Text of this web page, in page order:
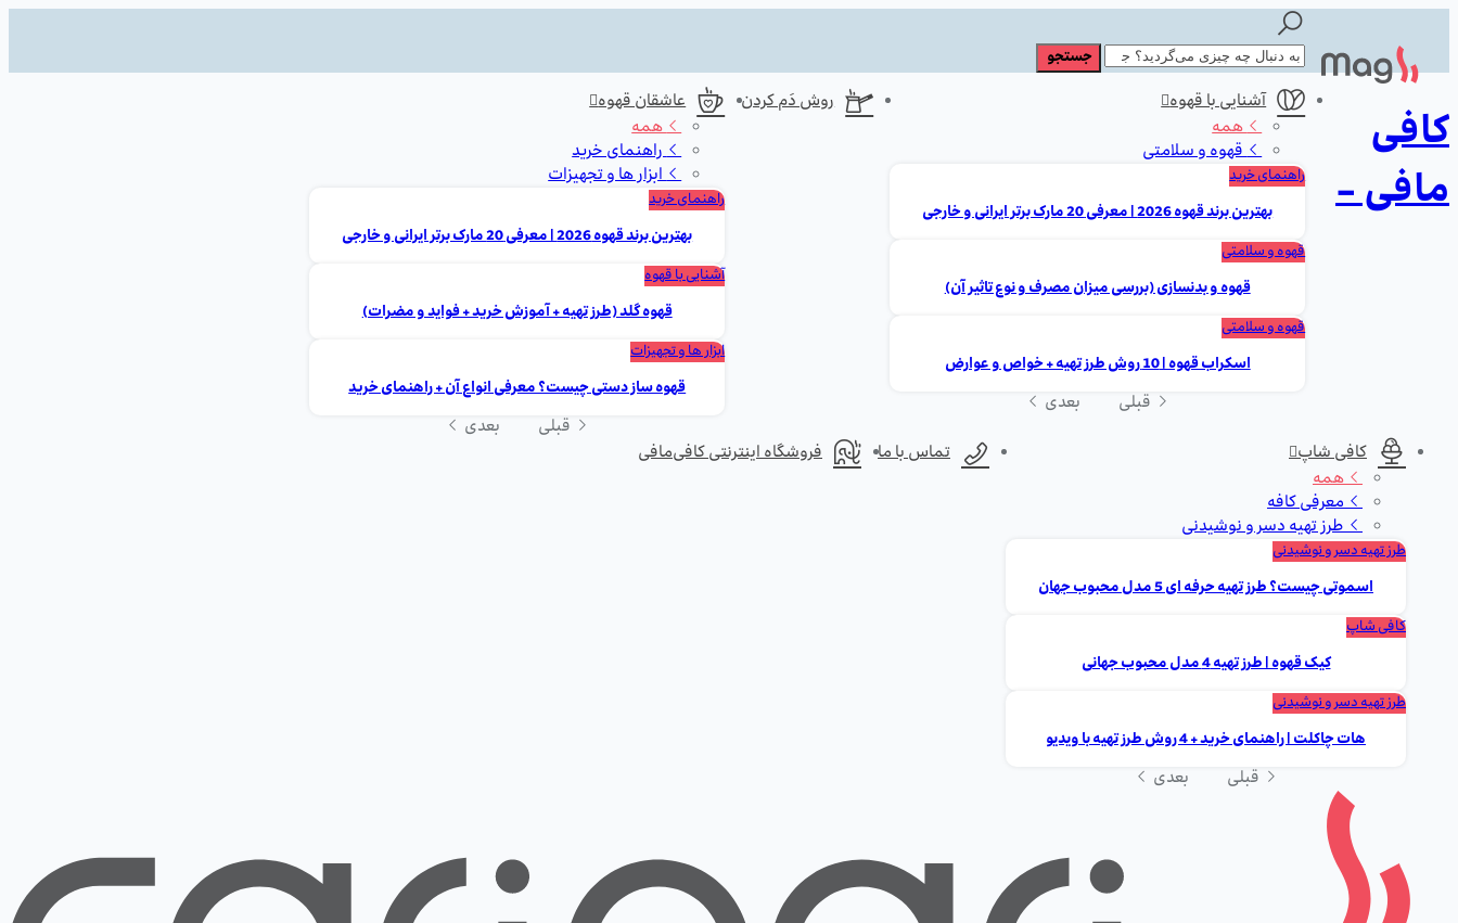
کافی
مافی -
آشنایی با قهوه
همه
قهوه و سلامتی
راهنمای خرید
بهترین برند قهوه 2026 | معرفی 20 مارک برتر ایرانی و خارجی
قهوه و سلامتی
قهوه و بدنسازی (بررسی میزان مصرف و نوع تاثیر آن)
قهوه و سلامتی
اسکراب قهوه | 10 روش طرز تهیه + خواص و عوارض
قبلی بعدی
روش دَم کردن
عاشقان قهوه
همه
راهنمای خرید
ابزار ها و تجهیزات
راهنمای خرید
بهترین برند قهوه 2026 | معرفی 20 مارک برتر ایرانی و خارجی
آشنایی با قهوه
قهوه گلد (طرز تهیه + آموزش خرید + فواید و مضرات)
ابزار ها و تجهیزات
قهوه ساز دستی چیست؟ معرفی انواع آن + راهنمای خرید
قبلی
بعدی
کافی شاپ
همه
معرفی کافه
طرز تهیه دسر و نوشیدنی
طرز تهیه دسر و نوشیدنی
اسموتی چیست؟ طرز تهیه حرفه ای 5 مدل محبوب جهان
کافی شاپ
کیک قهوه | طرز تهیه 4 مدل محبوب جهانی
طرز تهیه دسر و نوشیدنی
هات چاکلت | راهنمای خرید + 4 روش طرز تهیه با ویدیو
قبلی بعدی
تماس با ما فروشگاه اینترنتی کافی‌مافی